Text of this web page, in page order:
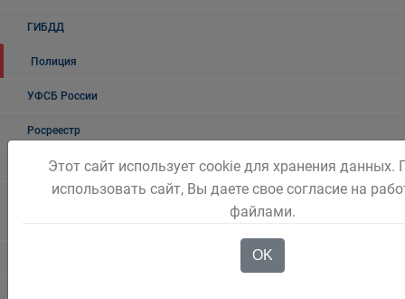
ГИБДД
Полиция
УФСБ России
Росреестр
УФМС
Государственное казенное учреждение «Кадровый центр Кузбасса»
Территориальный Центр занятости населения города Белово
Этот сайт использует cookie для хранения данных.
использовать сайт, Вы даете свое согласие на
файлами.
OK